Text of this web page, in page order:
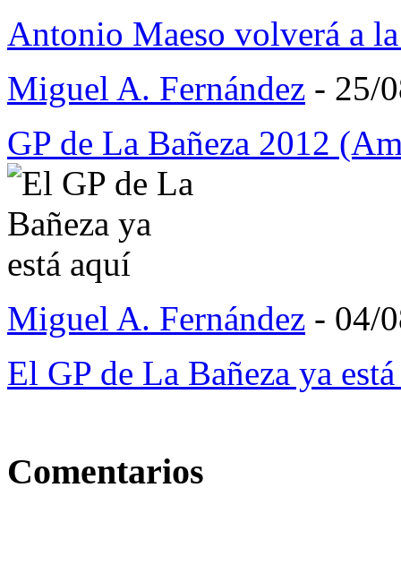
Antonio Maeso volverá a
Miguel A. Fernández - 25/
GP de La Bañeza 2012
Miguel A. Fernández - 04/
El GP de La Bañeza ya
Comentarios